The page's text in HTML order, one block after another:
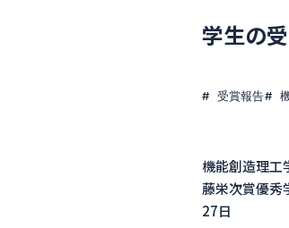
学生の
受賞報告
機能創造理工
藤栄次賞優秀
27日